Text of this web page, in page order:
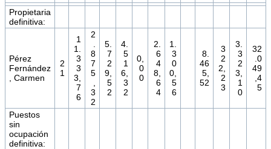
Propietaria
definitiva:
Pérez
Fernández
, Carmen
2
1
1
1.
3
3
3,
7
6
2
8
7
5
3
2
5.
7
2
9,
5
2
4.
5
1
6,
3
2
0,
0
0
2.
6
4
8,
6
4
1.
3
0
0,
5
6
8.
46
5,
52
3
2
2,
2
3
3.
3
2
3,
1
0
32
.0
49
,4
5
Puestos
sin
ocupación
definitiva: